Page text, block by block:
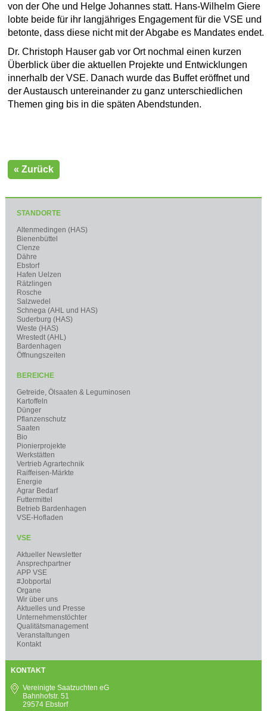
von der Ohe und Helge Johannes statt. Hans-Wilhelm Giere
lobte beide für ihr langjähriges Engagement für die VSE und
betonte, dass diese nicht mit der Abgabe es Mandates endet.
Dr. Christoph Hauser gab vor Ort nochmal einen kurzen
Überblick über die aktuellen Projekte und Entwicklungen
innerhalb der VSE. Danach wurde das Buffet eröffnet und
der Austausch untereinander zu ganz unterschiedlichen
Themen ging bis in die späten Abendstunden.
« Zurück
STANDORTE
Altenmedingen (HAS)
Bienenbüttel
Clenze
Dähre
Ebstorf
Hafen Uelzen
Rätzlingen
Rosche
Salzwedel
Schnega (AHL und HAS)
Suderburg (HAS)
Weste (HAS)
Wrestedt (AHL)
Bardenhagen
Öffnungszeiten
BEREICHE
Getreide, Ölsaaten & Leguminosen
Kartoffeln
Dünger
Pflanzenschutz
Saaten
Bio
Pionierprojekte
Werkstätten
Vertrieb Agrartechnik
Raiffeisen-Märkte
Energie
Agrar Bedarf
Futtermittel
Betrieb Bardenhagen
VSE-Hofladen
VSE
Aktueller Newsletter
Ansprechpartner
APP VSE
#Jobportal
Organe
Wir über uns
Aktuelles und Presse
Unternehmenstöchter
Qualitätsmanagement
Veranstaltungen
Kontakt
KONTAKT
Vereinigte Saatzuchten eG
Bahnhofstr. 51
29574 Ebstorf